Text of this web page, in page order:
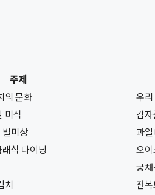
주제
의 문화
우
미식
감
미상
과
식 다이닝
오
궁
치
전